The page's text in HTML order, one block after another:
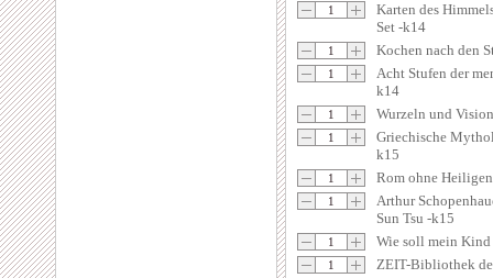
Karten des
Set -k14
Kochen nach den
Acht Stufen der
k14
Wurzeln und
Griechische
k15
Rom ohne
Arthur
Sun Tsu -k15
Wie soll mein Kind
ZEIT-Bibliothek